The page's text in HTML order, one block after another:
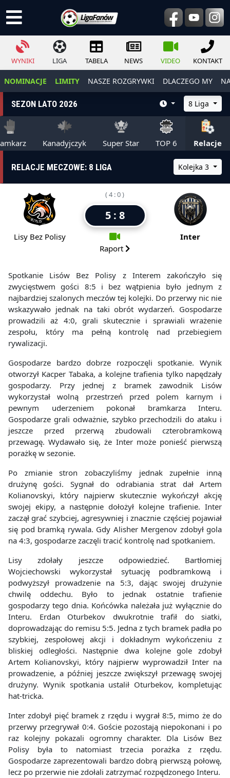
WYNIKI LIGA TABELA NEWS VIDEO KONTAKT
NOMINACJE LIMITY NASZE ROZGRYWKI DLACZEGO MY
SEZON LATO 2026 8 Liga
Kanadyjczyk Super Star TOP 6 Relacje
RELACJE MECZOWE: 8 LIGA Kolejka 3
Lisy Bez Polisy
( 4 : 0 )
5 : 8
Raport
Inter
Spotkanie Lisów Bez Polisy z Interem zakończyło się
zwycięstwem gości 8:5 i bez wątpienia było jednym z
najbardziej szalonych meczów tej kolejki. Do przerwy nic nie
wskazywało jednak na taki obrót wydarzeń. Gospodarze
prowadzili aż 4:0, grali skutecznie i sprawiali wrażenie
zespołu, który ma pełną kontrolę nad przebiegiem
rywalizacji.
Gospodarze bardzo dobrze rozpoczęli spotkanie. Wynik
otworzył Kacper Tabaka, a kolejne trafienia tylko napędzały
gospodarzy. Przy jednej z bramek zawodnik Lisów
wykorzystał wolną przestrzeń przed polem karnym i
pewnym uderzeniem pokonał bramkarza Interu.
Gospodarze grali odważnie, szybko przechodzili do ataku i
jeszcze przed przerwą zbudowali czterobramkową
przewagę. Wydawało się, że Inter może ponieść pierwszą
porażkę w sezonie.
Po zmianie stron zobaczyliśmy jednak zupełnie inną
drużynę gości. Sygnał do odrabiania strat dał Artem
Kolianovskyi, który najpierw skutecznie wykończył akcję
swojej ekipy, a następnie dołożył kolejne trafienie. Inter
zaczął grać szybciej, agresywniej i znacznie częściej pojawiał
się pod bramką rywala. Gdy Alisher Mergenov zdobył gola
na 4:3, gospodarze zaczęli tracić kontrolę nad spotkaniem.
Lisy zdołały jeszcze odpowiedzieć. Bartłomiej
Wojciechowski wykorzystał sytuację podbramkową i
podwyższył prowadzenie na 5:3, dając swojej drużynie
chwilę oddechu. Było to jednak ostatnie trafienie
gospodarzy tego dnia. Końcówka należała już wyłącznie do
Interu. Erdan Oturbekov dwukrotnie trafił do siatki,
doprowadzając do remisu 5:5. Jedna z tych bramek padła po
szybkiej, zespołowej akcji i dokładnym wykończeniu z
bliskiej odległości. Następnie dwa kolejne gole zdobył
Artem Kolianovskyi, który najpierw wyprowadził Inter na
prowadzenie, a później jeszcze zwiększył przewagę swojej
drużyny. Wynik spotkania ustalił Oturbekov, kompletując
hat-tricka.
Inter zdobył pięć bramek z rzędu i wygrał 8:5, mimo że do
przerwy przegrywał 0:4. Goście pozostają niepokonani i po
raz kolejny pokazali ogromny charakter. Dla Lisów Bez
Polisy była to natomiast trzecia porażka z rzędu.
Gospodarze zaprezentowali bardzo dobrą pierwszą połowę,
lecz po przerwie nie zdołali zatrzymać rozpędzonego Interu.